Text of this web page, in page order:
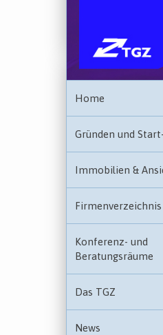
Home
Gründen und
Immobilien &
Firmenverzeichnis
Konferenz- und
Beratungsräume
Das TGZ
News